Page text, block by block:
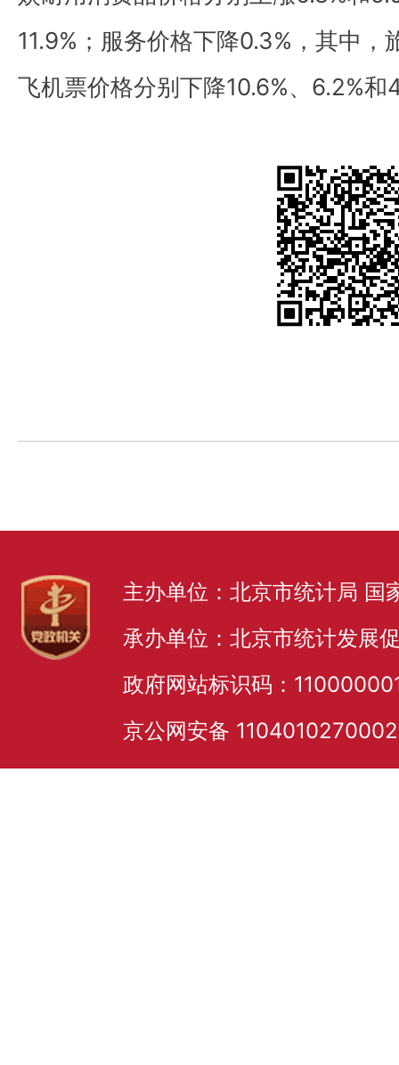
11.9%；服务价格下降0.3%，其中，
飞机票价格分别下降10.6%、6.2%和
主办单位：北京市统计局 国
承办单位：北京市统计发展
政府网站标识码：
京公网安备